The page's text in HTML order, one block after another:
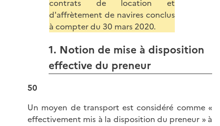
contrats de location et
d'affrètement de navires conclus
à compter du 30 mars 2020.
1. Notion de mise à disposition
effective du preneur
50
Un moyen de transport est considéré comme «
effectivement mis à la disposition du preneur » à